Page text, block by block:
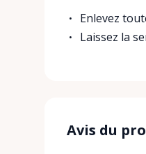
Enlevez
Laissez la
Avis du